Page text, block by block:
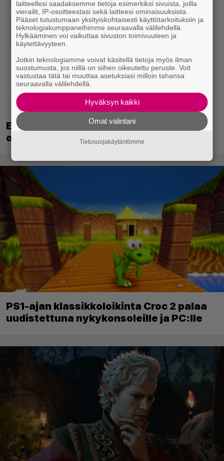
EA myytiin Saudi-Arabiaan – yhtiöltä
odotetaan massairtisanomisia
PS1-ajan klassikkoloikinta Croc 2 palaa
uudistettuna nykykonsoleille ja PC:lle
laitteellesi saadaksemme tietoja esimerkiksi sivuista, joilla
vierailit, IP-osoitteestasi sekä laitteesi ominaisuuksista.
Pääset tutustumaan yksityiskohtaisesti käyttötarkoituksiin ja
teknologiakumppaneihimme seuraavalla välilehdellä.
Hylkääminen voi vaikuttaa sivuston toimivuuteen ja
käytettävyyteen.
Jotkin teknologiamme voivat käsitellä tietoja myös ilman
suostumusta, jos niillä on siihen oikeutettu peruste. Voit
vastustaa tätä tai muuttaa asetuksiasi milloin tahansa
seuraavalla välilehdellä.
Hyväksyn kaikki
Omat valintani
Tietosuojakäytäntömme